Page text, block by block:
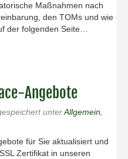
Maßnahmen nach
den TOMs und wie
der folgenden Seite…
Angebote
unterAllgemein
für Sie aktualisiert und
Zertifikat in unseren